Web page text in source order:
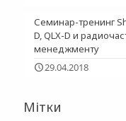
Семинар-тренинг
D, QLX-D и
менеджменту
29.04.2018
Мітки